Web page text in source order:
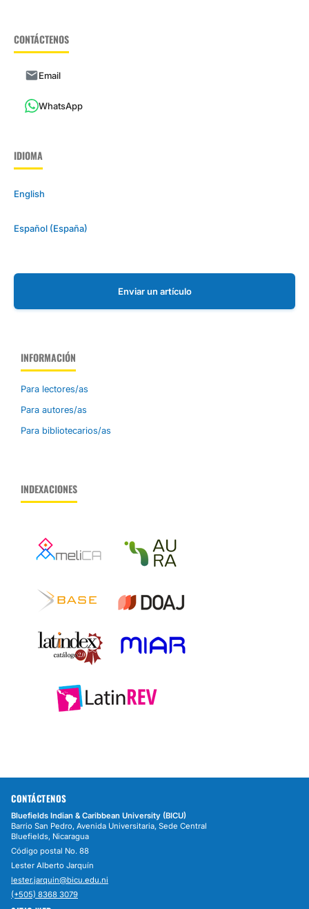
CONTÁCTENOS
Email
WhatsApp
IDIOMA
English
Español (España)
Enviar un artículo
INFORMACIÓN
Para lectores/as
Para autores/as
Para bibliotecarios/as
INDEXACIONES
CONTÁCTENOS
Bluefields Indian & Caribbean University (BICU)
Barrio San Pedro, Avenida Universitaria, Sede Central
Bluefields, Nicaragua
Código postal No. 88
Lester Alberto Jarquín
lester.jarquin@bicu.edu.ni
(+505) 8368 3079